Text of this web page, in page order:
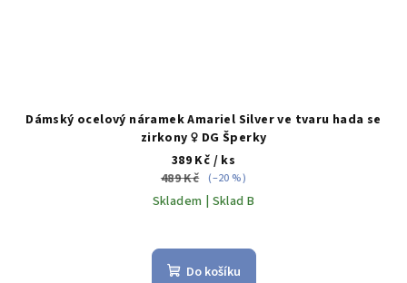
Dámský ocelový náramek Amariel Silver ve tvaru hada se
zirkony ♀️ DG Šperky
389 Kč / ks
489 Kč (–20 %)
Skladem | Sklad B
Do košíku